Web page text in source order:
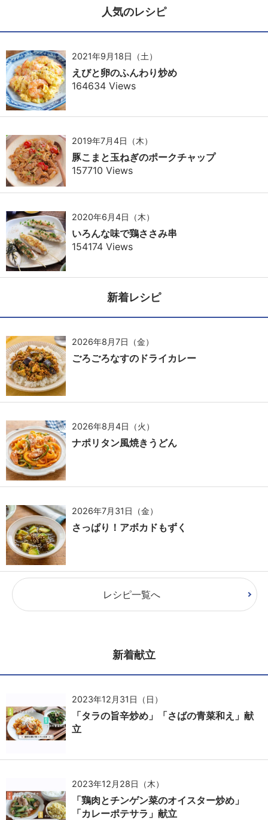
人気のレシピ
2021年9月18日（土）
えびと卵のふんわり炒め
164634 Views
2019年7月4日（木）
豚こまと玉ねぎのポークチャップ
157710 Views
2020年6月4日（木）
いろんな味で鶏ささみ串
154174 Views
新着レシピ
2026年8月7日（金）
ごろごろなすのドライカレー
2026年8月4日（火）
ナポリタン風焼きうどん
2026年7月31日（金）
さっぱり！アボカドもずく
レシピ一覧へ
新着献立
2023年12月31日（日）
「タラの旨辛炒め」「さばの青菜和え」献
立
2023年12月28日（木）
「鶏肉とチンゲン菜のオイスター炒め」
「カレーポテサラ」献立